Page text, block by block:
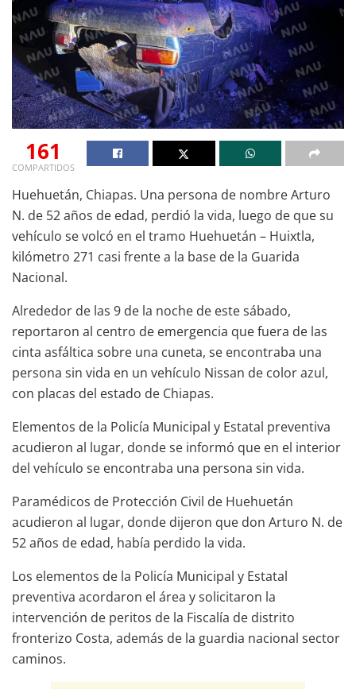
161
COMPARTIDOS
Huehuetán, Chiapas. Una persona de nombre Arturo
N. de 52 años de edad, perdió la vida, luego de que su
vehículo se volcó en el tramo Huehuetán – Huixtla,
kilómetro 271 casi frente a la base de la Guarida
Nacional.
Alrededor de las 9 de la noche de este sábado,
reportaron al centro de emergencia que fuera de las
cinta asfáltica sobre una cuneta, se encontraba una
persona sin vida en un vehículo Nissan de color azul,
con placas del estado de Chiapas.
Elementos de la Policía Municipal y Estatal preventiva
acudieron al lugar, donde se informó que en el interior
del vehículo se encontraba una persona sin vida.
Paramédicos de Protección Civil de Huehuetán
acudieron al lugar, donde dijeron que don Arturo N. de
52 años de edad, había perdido la vida.
Los elementos de la Policía Municipal y Estatal
preventiva acordaron el área y solicitaron la
intervención de peritos de la Fiscalía de distrito
fronterizo Costa, además de la guardia nacional sector
caminos.